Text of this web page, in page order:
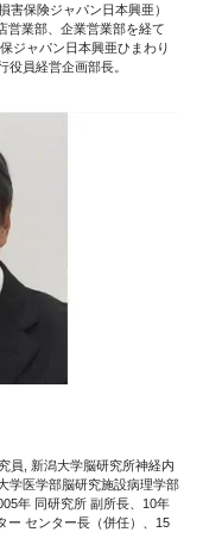
害保険ジャパン日本興亜）
営業部、企業営業部を経て
ジャパン日本興亜ひまわり
員経営企画部長。
員, 新潟大学脳研究所神経内
学医学部脳研究施設病理学部
年 同研究所 副所長、10年
ー センター長（併任）、15